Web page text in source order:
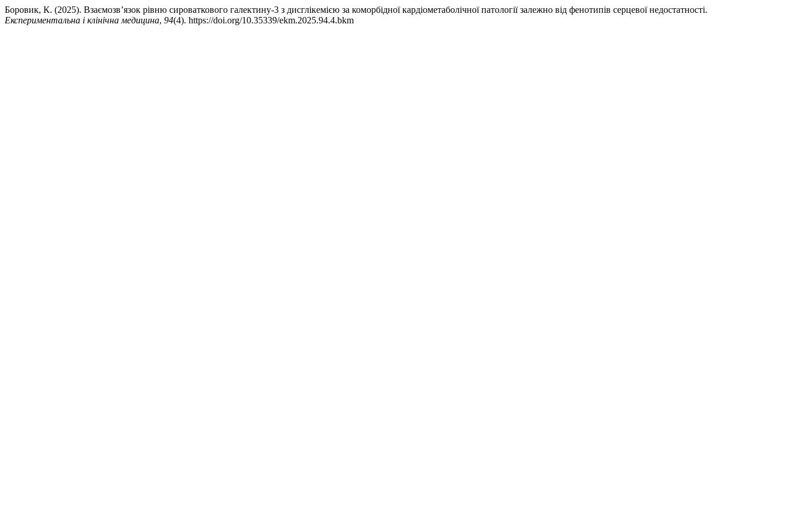
Боровик, К. (2025). Взаємозв’язок рівню сироваткового галектину-3 з дисглікемією за коморбідної кардіометаболічної патології залежно від фенотипів серцевої недостатності.
Експериментальна і клінічна медицина, 94(4). https://doi.org/10.35339/ekm.2025.94.4.bkm